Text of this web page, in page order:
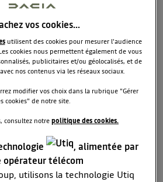
STEPWAY
DACIA
1993membres
Voir la description
robuste & polyvalent
UNE QUESTION
REJOINDRE
vos cookies…
utilisent des cookies pour mesurer l'audience
cookies nous permettent également de vous
publicitaires et/ou géolocalisés, et de
nos contenus via les réseaux sociaux.
modifier vos choix dans la rubrique "Gérer
cookies" de notre site.
consultez notrepolitique des cookies.
, alimentée par
opérateur télécom
utilisons la technologie Utiq